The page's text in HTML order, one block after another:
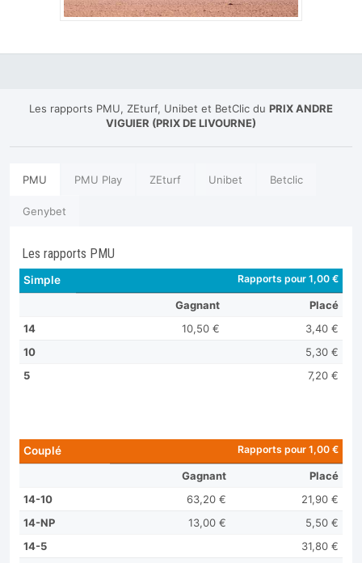
Les rapports PMU, ZEturf, Unibet et BetClic du PRIX ANDRE
VIGUIER (PRIX DE LIVOURNE)
PMU PMU Play ZEturf Unibet Betclic
Genybet
Les rapports PMU
Simple Rapports pour 1,00 €
Gagnant
Placé
14
10,50 €
3,40 €
10
5,30 €
5
7,20 €
Couplé Rapports pour 1,00 €
Gagnant
Placé
14-10
63,20 €
21,90 €
14-NP
13,00 €
5,50 €
14-5
31,80 €